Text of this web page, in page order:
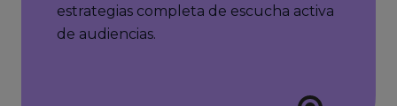
estrategias completa de escucha activa
de audiencias.